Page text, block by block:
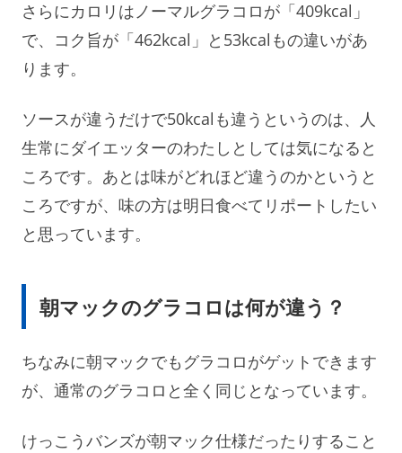
さらにカロリはノーマルグラコロが「409kcal」
で、コク旨が「462kcal」と53kcalもの違いがあ
ります。
ソースが違うだけで50kcalも違うというのは、人
生常にダイエッターのわたしとしては気になると
ころです。あとは味がどれほど違うのかというと
ころですが、味の方は明日食べてリポートしたい
と思っています。
朝マックのグラコロは何が違う？
ちなみに朝マックでもグラコロがゲットできます
が、通常のグラコロと全く同じとなっています。
けっこうバンズが朝マック仕様だったりすること